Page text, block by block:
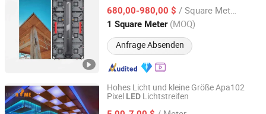
Außenveranstaltungen Vermietung
680,00-980,00 $ / Square Meter
1 Square Meter (MOQ)
Anfrage Absenden
Guangdong, China Seit 2016
Hohes Licht und kleine Größe Apa102
Pixel LED Lichtstreifen
Shenzhen Led Home Opto-Electronics Co., Ltd.